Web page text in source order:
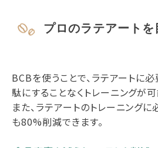
プロのラテアート
BCBを使うことで、ラテアートに
駄にすることなくトレーニングが可
また、ラテアートのトレーニング
も80%削減できます。